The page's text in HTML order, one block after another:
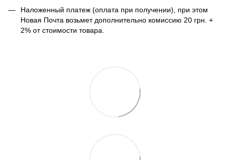
Наложенный платеж (оплата при получении), при этом
Новая Почта возьмет дополнительно комиссию 20 грн. +
2% от стоимости товара.